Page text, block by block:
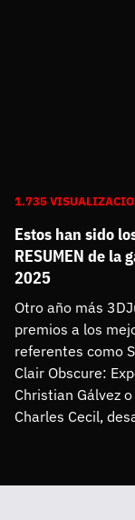
1.735
Estos han sido
RESUMEN de la
2025
Otro año más
premios a los
referentes como
Clair Obscure:
Christian Gálvez
Charles Cecil,